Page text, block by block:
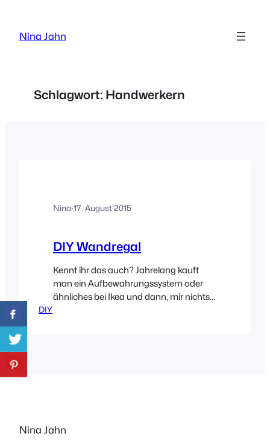
springen
Nina Jahn
Schlagwort: Handwerkern
Nina·17. August 2015
DIY Wandregal
Kennt ihr das auch? Jahrelang kauft
man ein Aufbewahrungssystem oder
ähnliches bei Ikea und dann, mir nichts
DIY
Nina Jahn